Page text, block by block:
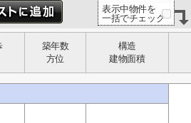
表示中物件を
一括でチェック
築年数
方位
構造
建物面積